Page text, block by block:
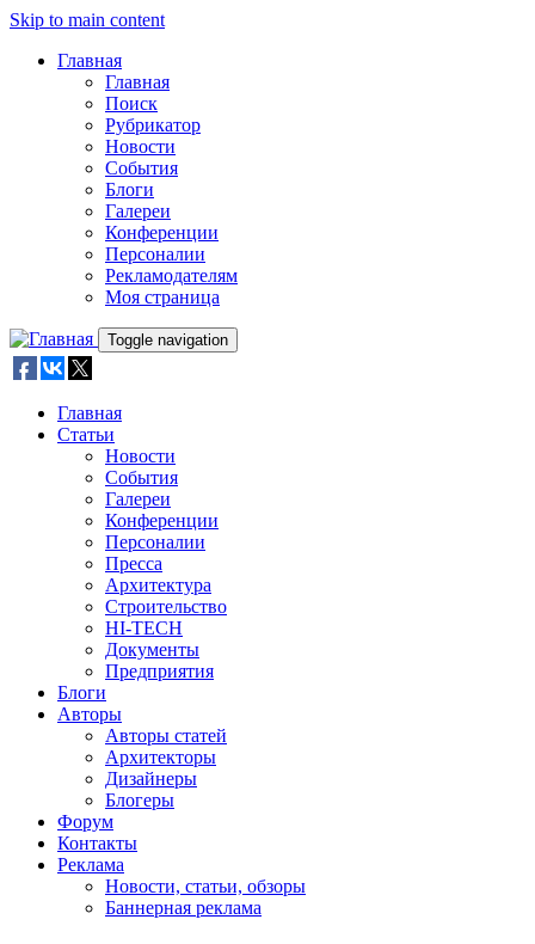
Skip to main content
Главная
Главная
Поиск
Рубрикатор
Новости
События
Блоги
Галереи
Конференции
Персоналии
Рекламодателям
Моя страница
Toggle navigation
Главная
Статьи
Новости
События
Галереи
Конференции
Персоналии
Пресса
Архитектура
Строительство
HI-TECH
Документы
Предприятия
Блоги
Авторы
Авторы статей
Архитекторы
Дизайнеры
Блогеры
Форум
Контакты
Реклама
Новости, статьи, обзоры
Баннерная реклама